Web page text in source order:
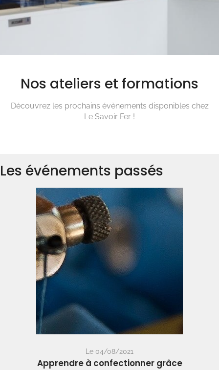
Nos ateliers et formations
Découvrez les prochains évènements disponibles chez
Le Savoir Fer !
Les événements passés
Le 04/08/2021
Apprendre à confectionner grâce